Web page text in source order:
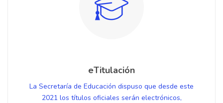
eTitulación
La Secretaría de Educación dispuso que desde este
2021 los títulos oficiales serán electrónicos,